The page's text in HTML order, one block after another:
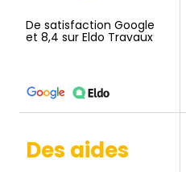
De satisfaction Google
et 8,4 sur Eldo Travaux
Des aides